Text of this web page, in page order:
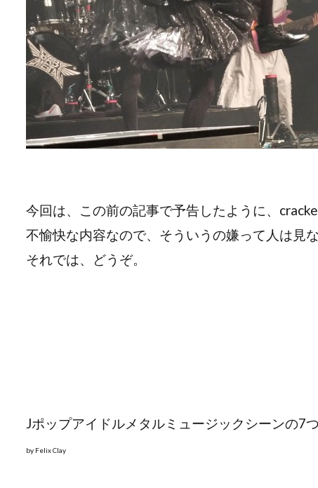
今回は、この前の記事で予告したように、
不愉快な内容なので、そういうの嫌って人は見
それでは、どうぞ。
Jポップアイドルメタルミュージックシーンの7
by Felix Clay